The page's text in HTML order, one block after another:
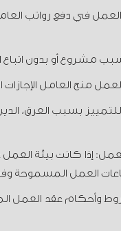
في دفع رواتب
أو بدون اتباع
منح العامل
للتمييز بسبب العرق،
العمل: إذا كانت بيئة
العمل المسموحة
وأحكام عقد العمل